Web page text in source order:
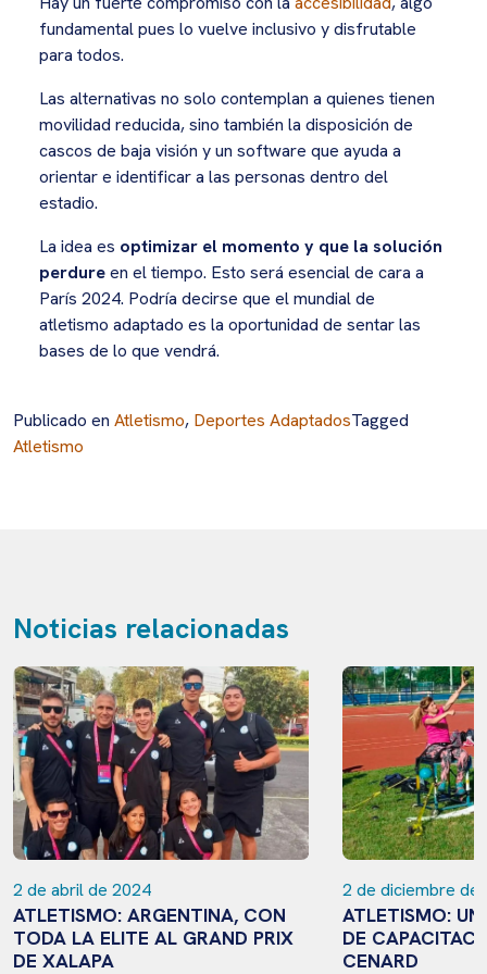
fundamental pues lo vuelve inclusivo y disfrutable
para todos.
Las alternativas no solo contemplan a quienes tienen
movilidad reducida, sino también la disposición de
cascos de baja visión y un software que ayuda a
orientar e identificar a las personas dentro del
estadio.
La idea es optimizar el momento y que la solución
perdureen el tiempo. Esto será esencial de cara a
París 2024. Podría decirse que el mundial de
atletismo adaptado es la oportunidad de sentar las
bases de lo que vendrá.
Publicado en Atletismo, Deportes AdaptadosTagged
Atletismo
Noticias relacionadas
2 de abril de 2024
ATLETISMO: ARGENTINA, CON
TODA LA ELITE AL GRAND PRIX
DE XALAPA
2 de diciembre de
ATLETISMO:
DE
CENARD